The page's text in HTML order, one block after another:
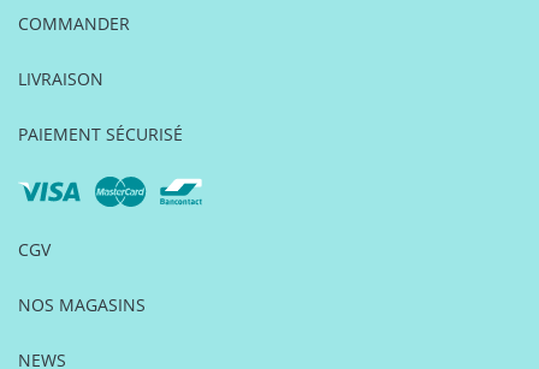
COMMANDER
LIVRAISON
PAIEMENT SÉCURISÉ
CGV
NOS MAGASINS
NEWS